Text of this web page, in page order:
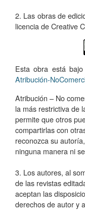
2. Las obras de
licencia de Creative
Esta obra está bajo
Atribución-
Atribución – No
la más restrictiva de
permite que otros
compartirlas con
reconozca su
ninguna manera ni
3. Los autores, al
de las revistas
aceptan las
derechos de autor y